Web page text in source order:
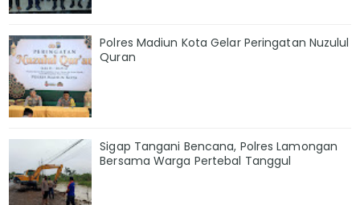
Polres Madiun Kota Gelar Peringatan Nuzulul
Quran
Sigap Tangani Bencana, Polres Lamongan
Bersama Warga Pertebal Tanggul